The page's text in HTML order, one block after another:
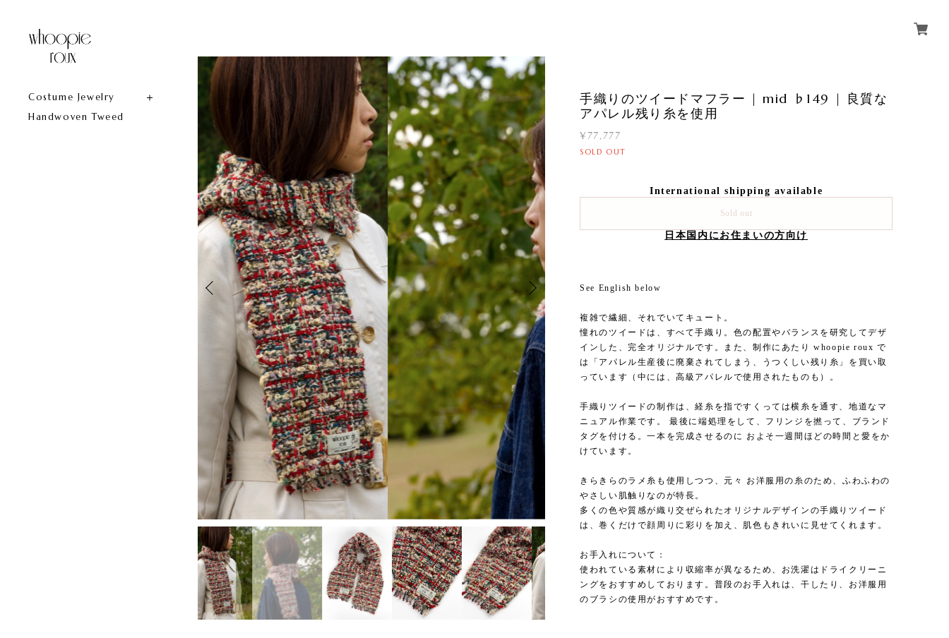
Costume Jewelry
Handwoven Tweed
3 /6
手織りのツイードマフラー | mid ♭149 | 良質な
アパレル残り糸を使用
¥77,777
SOLD OUT
International shipping available
Sold out
日本国内にお住まいの方向け
See English below
複雑で繊細、それでいてキュート。
憧れのツイードは、すべて手織り。色の配置やバランスを研究してデザ
インした、完全オリジナルです。また、制作にあたり whoopie roux で
は「アパレル生産後に廃棄されてしまう、うつくしい残り糸」を買い取
っています（中には、高級アパレルで使用されたものも）。
手織りツイードの制作は、経糸を指ですくっては横糸を通す、地道なマ
ニュアル作業です。 最後に端処理をして、フリンジを撚って、ブランド
タグを付ける。一本を完成させるのに およそ一週間ほどの時間と愛をか
けています。
きらきらのラメ糸も使用しつつ、元々 お洋服用の糸のため、ふわふわの
やさしい肌触りなのが特長。
多くの色や質感が織り交ぜられたオリジナルデザインの手織りツイード
は、巻くだけで顔周りに彩りを加え、肌色もきれいに見せてくれます。
お手入れについて：
使われている素材により収縮率が異なるため、お洗濯はドライクリーニ
ングをおすすめしております。普段のお手入れは、干したり、お洋服用
のブラシの使用がおすすめです。